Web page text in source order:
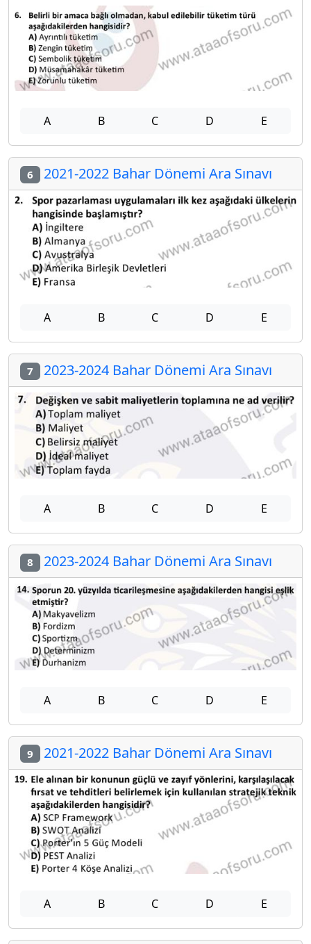
A B C D E
6 2021-2022 Bahar Dönemi Ara Sınavı
A B C D E
7 2023-2024 Bahar Dönemi Ara Sınavı
A B C D E
8 2023-2024 Bahar Dönemi Ara Sınavı
A B C D E
9 2021-2022 Bahar Dönemi Ara Sınavı
A B C D E